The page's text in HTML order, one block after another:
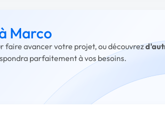
Marco
faire avancer votre projet, ou découvrez
parfaitement à vos besoins.